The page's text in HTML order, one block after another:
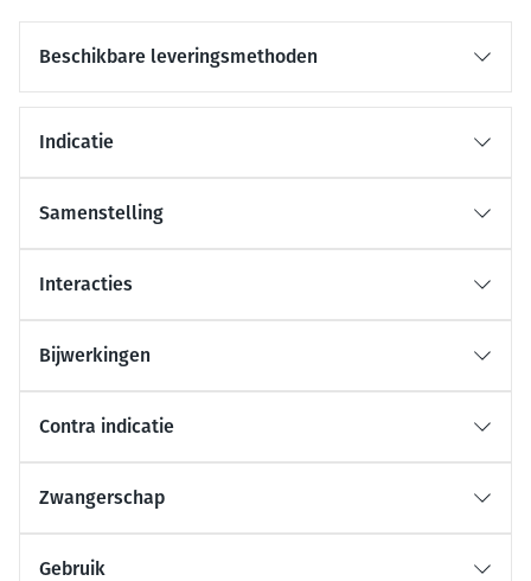
Beschikbare leveringsmethoden
Indicatie
Samenstelling
Interacties
Bijwerkingen
Contra indicatie
Zwangerschap
Gebruik